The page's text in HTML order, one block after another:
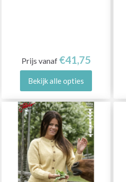
Prijs vanaf €41,75
Bekijk alle opties